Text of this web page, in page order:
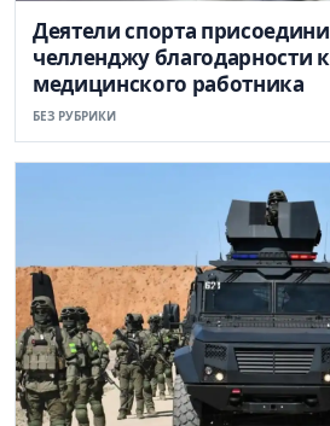
Деятели спорта
челленджу благодарности
медицинского работника
БЕЗ РУБРИКИ